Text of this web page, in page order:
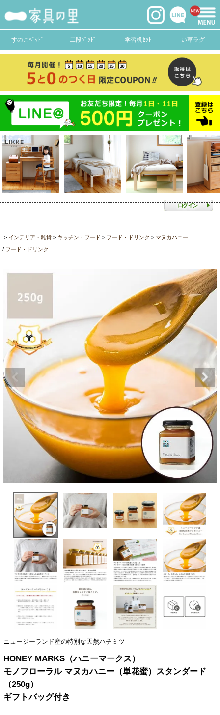
すのこﾍﾞｯﾄﾞ 二段ﾍﾞｯﾄﾞ 学習机ｾｯﾄ い草ラグ
インテリア・雑貨 キッチン・フード フード・ドリンク
マヌカハニー
フード・ドリンク
ニュージーランド産の特別な天然ハチミツ
HONEY MARKS（ハニーマークス）
モノフローラル マヌカハニー（単花蜜）スタンダード
（250g）
ギフトバッグ付き